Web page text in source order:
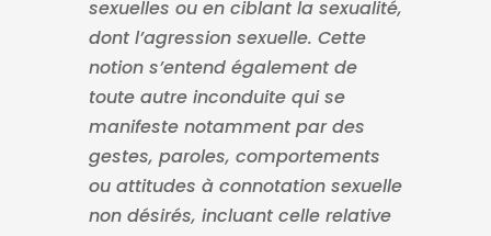
sexuelles ou en ciblant la sexualité,
dont l’agression sexuelle. Cette
notion s’entend également de
toute autre inconduite qui se
manifeste notamment par des
gestes, paroles, comportements
ou attitudes à connotation sexuelle
non désirés, incluant celle relative